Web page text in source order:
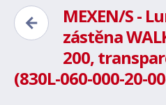
MEXEN/S -
zástěna
200,
(830L-060-000-20-